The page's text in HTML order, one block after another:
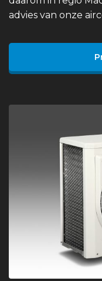
advies van onze